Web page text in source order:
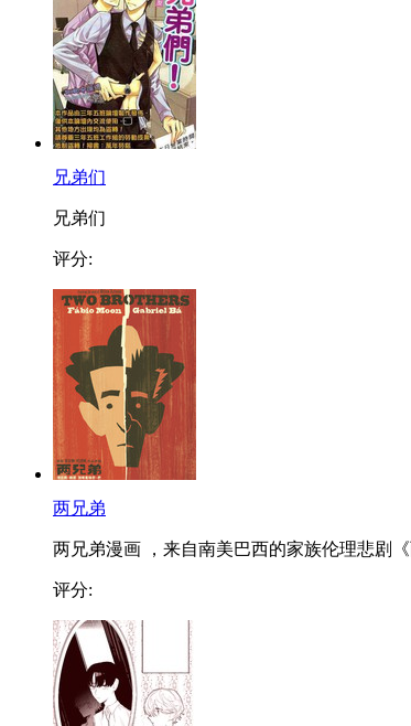
兄弟们
兄弟们
评分:
两兄弟
两兄弟漫画 ，来自南美巴西的家族伦理悲剧
评分: